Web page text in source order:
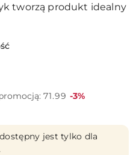
tworzą produkt idealny
71.99 Rabat:
-3%
jest tylko dla